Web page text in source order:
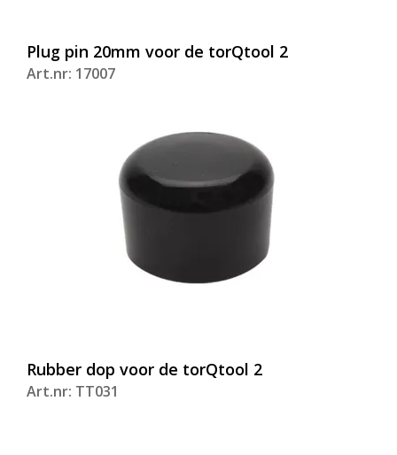
Plug pin 20mm voor de torQtool 2
Art.nr: 17007
Rubber dop voor de torQtool 2
Art.nr: TT031